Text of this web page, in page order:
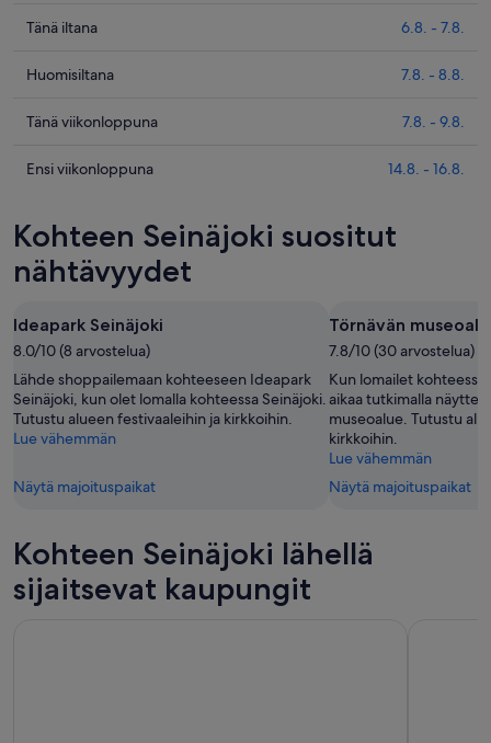
Tarkista
Seinäjoki
täksi
eli
7.8.
Tänä iltana 6.8. - 7.8.
Tarkista
Seinäjoki
huomisillaksi
-
8.8.
Huomisiltana 7.8. - 8.8.
Tarkista
Seinäjoki
viikonlopuksi
eli
7.8.
9.8.
Tänä viikonloppuna 7.8. - 9.8.
Tarkista
hinnat
ensi
viikonlopuksi
14.8.
-
16.8.
Ensi viikonloppuna 14.8. - 16.8.
Kohteen Seinäjoki suositut
nähtävyydet
Ideapark Seinäjoki
8.0/10 (8 arvostelua)
Lähde shoppailemaan kohteeseen Ideapark
Seinäjoki, kun olet lomalla kohteessa Seinäjoki.
Tutustu alueen festivaaleihin ja kirkkoihin.
Lue vähemmän
Näytä majoituspaikat
Törnävän
7.8/10 (30 arvostelua)
Kun lomailet
aikaa tutkimalla
museoalue. Tutustu
kirkkoihin.
Lue vähemmän
Näytä majoituspaikat
Kohteen Seinäjoki lähellä
sijaitsevat kaupungit